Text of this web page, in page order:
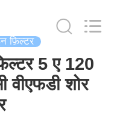
फ़िल्टर
5 ए 120
वीएफडी शोर